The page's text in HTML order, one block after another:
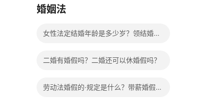
婚姻法
女性法定结婚年龄是多少岁？领结婚证
二婚有婚假吗？二婚还可以休婚假吗？
劳动法婚假的·规定是什么？带薪婚假工